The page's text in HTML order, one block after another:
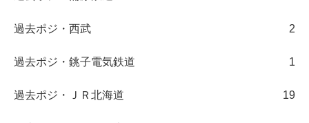
過去ポジ・西武 2
過去ポジ・銚子電気鉄道 1
過去ポジ・ＪＲ北海道 19